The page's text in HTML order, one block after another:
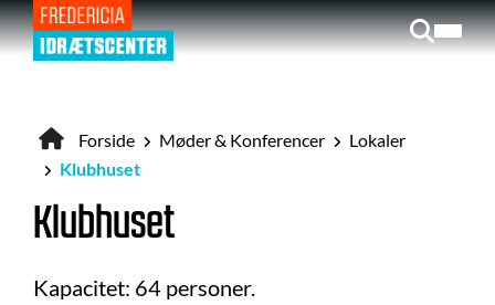
Gå
til
hovedindhold
Brødkrumme
Forside Møder & Konferencer
Lokaler
Klubhuset
Klubhuset
Kapacitet: 64 personer.